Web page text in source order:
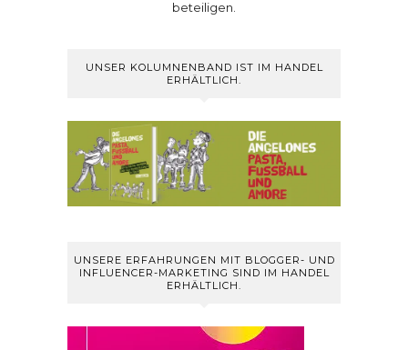
beteiligen.
UNSER KOLUMNENBAND IST IM HANDEL
ERHÄLTLICH.
UNSERE ERFAHRUNGEN MIT BLOGGER- UND
INFLUENCER-MARKETING SIND IM HANDEL
ERHÄLTLICH.